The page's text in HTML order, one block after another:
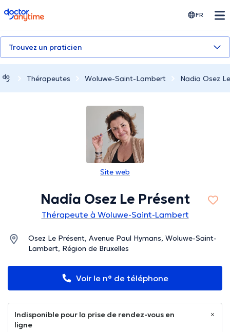
doctoranytime FR
Trouvez un praticien
Thérapeutes Woluwe-Saint-Lambert Nadia Osez
Site web
Nadia Osez Le Présent
Thérapeute à Woluwe-Saint-Lambert
Osez Le Présent, Avenue Paul Hymans, Woluwe-Saint-
Lambert, Région de Bruxelles
Voir le n° de téléphone
Indisponible pour la prise de rendez-vous en
ligne